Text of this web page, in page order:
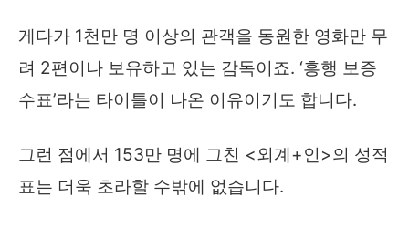
게다가 1천만 명 이상의 관객을 동원한 영화만 무
려 2편이나 보유하고 있는 감독이죠. ‘흥행 보증
수표’라는 타이틀이 나온 이유이기도 합니다.
그런 점에서 153만 명에 그친 <외계+인>의 성적
표는 더욱 초라할 수밖에 없습니다.